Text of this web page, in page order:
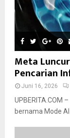
Meta
Pencarian
Juni 16, 2026
UPBERITA.COM
bernama Mode AI